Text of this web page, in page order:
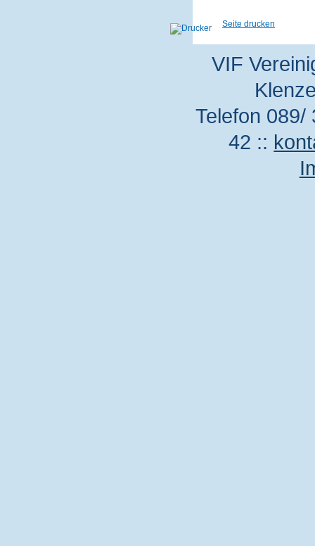
Seite drucken
VIF
Telefon
42 ::